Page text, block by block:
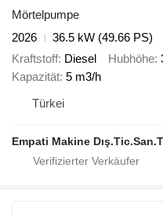
Mörtelpumpe
2026
36.5 kW (49.66 PS)
Kraftstoff Diesel Hubhöhe
Kapazität 5 m3/h
Türkei
Empati Makine